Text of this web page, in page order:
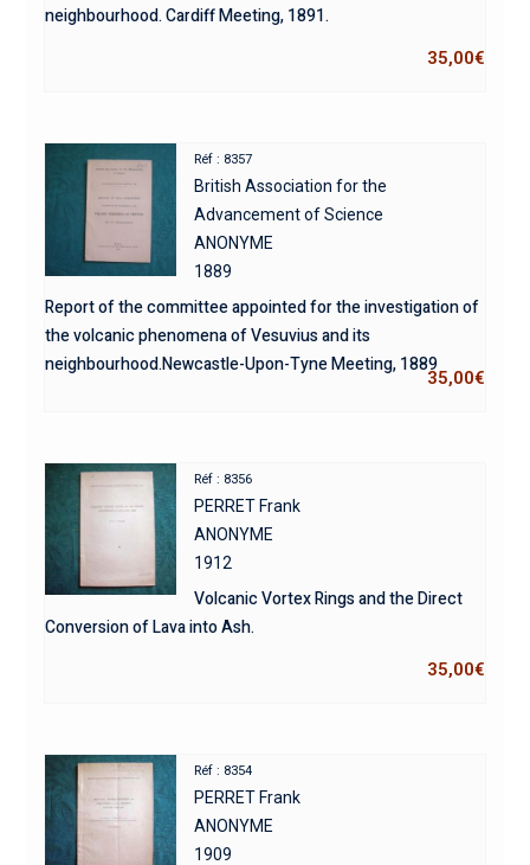
neighbourhood. Cardiff Meeting, 1891.
35,00€
Réf : 8357
British Association for the
Advancement of Science
ANONYME
1889
Report of the committee appointed for the investigation of
the volcanic phenomena of Vesuvius and its
neighbourhood.Newcastle-Upon-Tyne Meeting, 1889
35,00€
Réf : 8356
PERRET Frank
ANONYME
1912
Volcanic Vortex Rings and the Direct
Conversion of Lava into Ash.
35,00€
Réf : 8354
PERRET Frank
ANONYME
1909